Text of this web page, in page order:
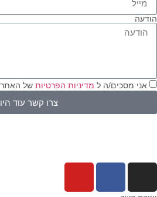
אני מסכים/ה למדיניות הפרטיותשל האתר
צרו קשר עוד היום